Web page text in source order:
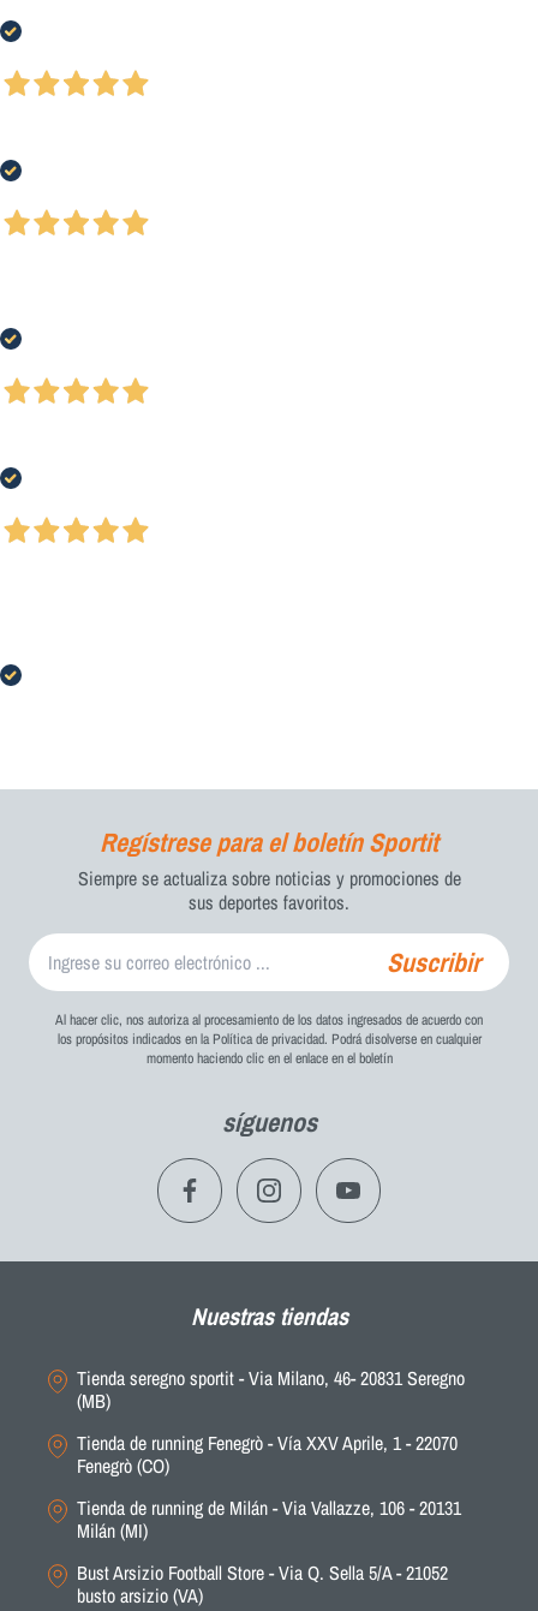
Regístrese para el boletín Sportit
Siempre se actualiza sobre noticias y promociones de
sus deportes favoritos.
Suscribir
Al hacer clic, nos autoriza al procesamiento de los datos ingresados ​​de acuerdo con
los propósitos indicados en la Política de privacidad. Podrá disolverse en cualquier
momento haciendo clic en el enlace en el boletín
síguenos
Nuestras tiendas
Tienda seregno sportit - Via Milano, 46- 20831 Seregno
(MB)
Tienda de running Fenegrò - Vía XXV Aprile, 1 - 22070
Fenegrò (CO)
Tienda de running de Milán - Via Vallazze, 106 - 20131
Milán (MI)
Bust Arsizio Football Store - Via Q. Sella 5/A - 21052
busto arsizio (VA)